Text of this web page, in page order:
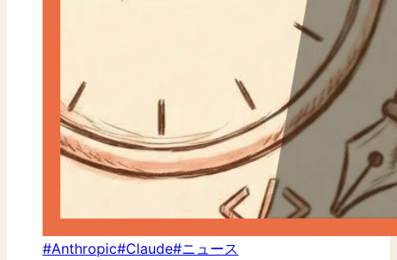
#Anthropic#Claude#ニュース